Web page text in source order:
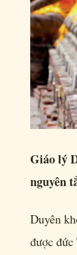
Giáo lý
nguyên
Duyên
được